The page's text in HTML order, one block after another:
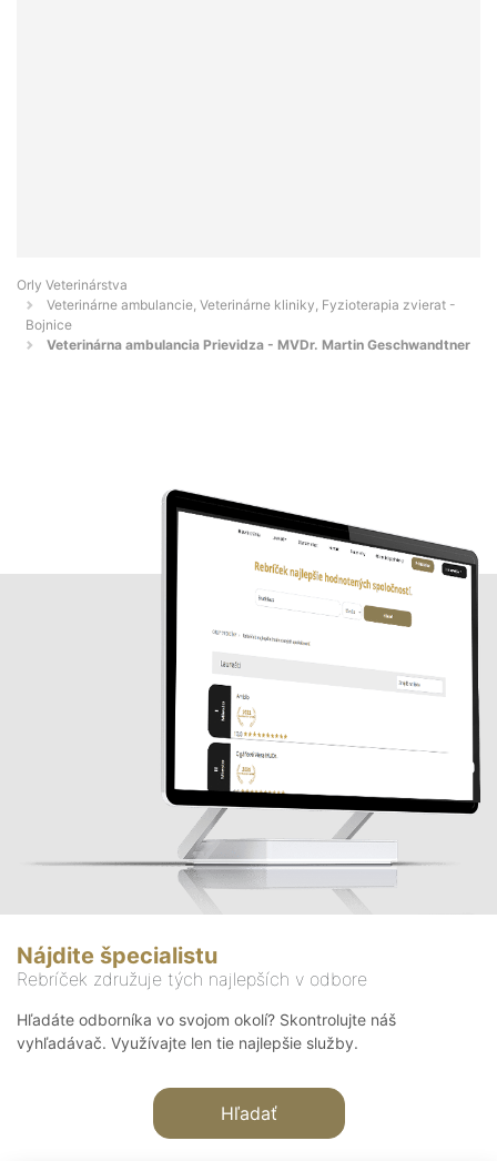
Orly Veterinárstva
Veterinárne ambulancie, Veterinárne kliniky, Fyzioterapia zvierat -
Bojnice
Veterinárna ambulancia Prievidza - MVDr. Martin Geschwandtner
Nájdite špecialistu
Rebríček združuje tých najlepších v odbore
Hľadáte odborníka vo svojom okolí? Skontrolujte náš
vyhľadávač. Využívajte len tie najlepšie služby.
Hľadať